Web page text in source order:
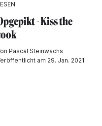
- Kiss the
Pascal Steinwachs
am 29. Jan. 2021